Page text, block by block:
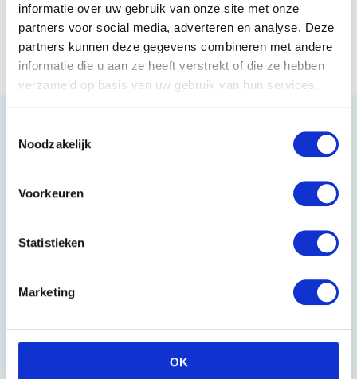
informatie over uw gebruik van onze site met onze
partners voor social media, adverteren en analyse. Deze
partners kunnen deze gegevens combineren met andere
informatie die u aan ze heeft verstrekt of die ze hebben
verzameld op basis van uw gebruik van hun services.
Noodzakelijk
Voorkeuren
Statistieken
Marketing
OK
Vergelijk
Schrijf u in en ontvang de beste kortingen.